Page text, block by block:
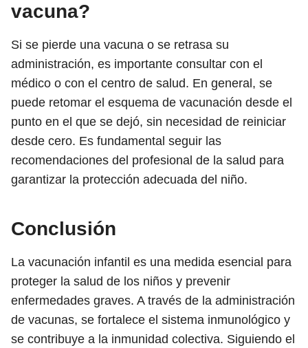
vacuna?
Si se pierde una vacuna o se retrasa su
administración, es importante consultar con el
médico o con el centro de salud. En general, se
puede retomar el esquema de vacunación desde el
punto en el que se dejó, sin necesidad de reiniciar
desde cero. Es fundamental seguir las
recomendaciones del profesional de la salud para
garantizar la protección adecuada del niño.
Conclusión
La vacunación infantil es una medida esencial para
proteger la salud de los niños y prevenir
enfermedades graves. A través de la administración
de vacunas, se fortalece el sistema inmunológico y
se contribuye a la inmunidad colectiva. Siguiendo el